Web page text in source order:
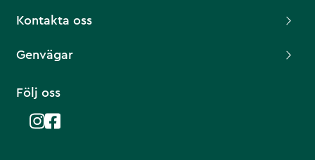
Kontakta oss
Genvägar
Följ oss